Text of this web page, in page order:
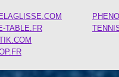
TABLE.FR